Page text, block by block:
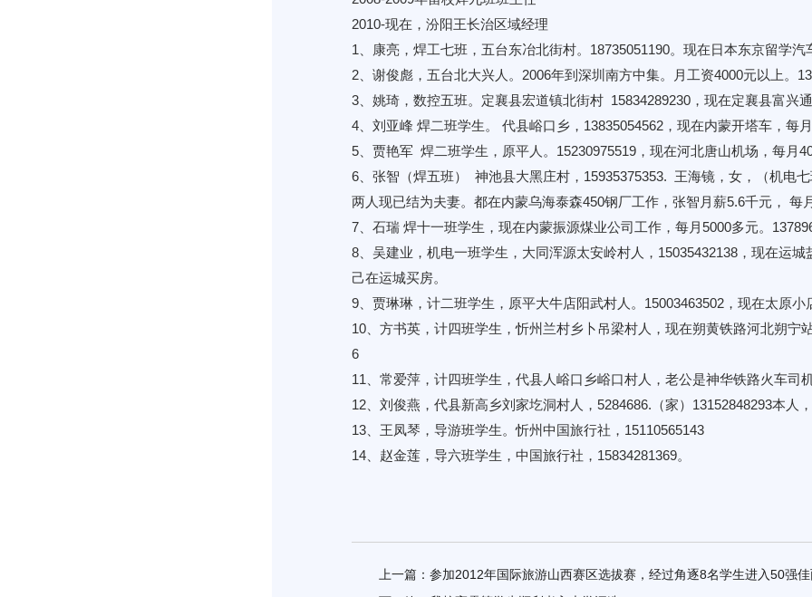
2010-现在，汾阳王长治区域经理
1、康亮，焊工七班，五台东冶北街村。18735051190。现在日本东京留学
2、谢俊彪，五台北大兴人。2006年到深圳南方中集。月工资4000元以上。
3、姚琦，数控五班。定襄县宏道镇北街村 15834289230，现在定襄县富兴
4、刘亚峰 焊二班学生。 代县峪口乡，13835054562，现在内蒙开塔车，每
5、贾艳军 焊二班学生，原平人。15230975519，现在河北唐山机场，每月
6、张智（焊五班） 神池县大黑庄村，15935375353. 王海镜，女，（机电七
两人现已结为夫妻。都在内蒙乌海泰森450钢厂工作，张智月薪5.6千元， 每
7、石瑞 焊十一班学生，现在内蒙振源煤业公司工作，每月5000多元。
8、吴建业，机电一班学生，大同浑源太安岭村人，15035432138，现在运
己在运城买房。
9、贾琳琳，计二班学生，原平大牛店阳武村人。15003463502，现在太原小
10、方书英，计四班学生，忻州兰村乡卜吊梁村人，现在朔黄铁路河北朔
6
11、常爱萍，计四班学生，代县人峪口乡峪口村人，老公是神华铁路火车司
12、刘俊燕，代县新高乡刘家圪洞村人，5284686.（家）13152848293本人
13、王凤琴，导游班学生。忻州中国旅行社，15110565143
14、赵金莲，导六班学生，中国旅行社，15834281369。
上一篇： 参加2012年国际旅游山西赛区选拔赛，经过角逐8名学生进入50强